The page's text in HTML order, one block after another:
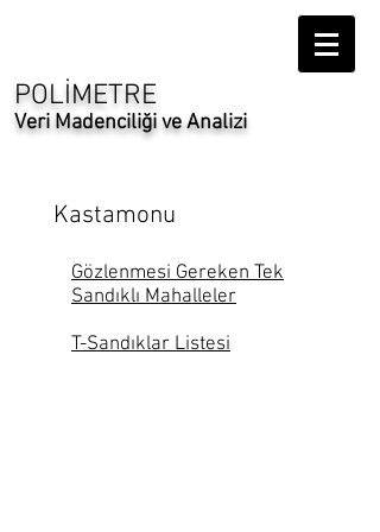
POLİMETRE
Veri Madenciliği ve Analizi
Kastamonu
Gözlenmesi Gereken Tek
Sandıklı Mahalleler
T-Sandıklar Listesi